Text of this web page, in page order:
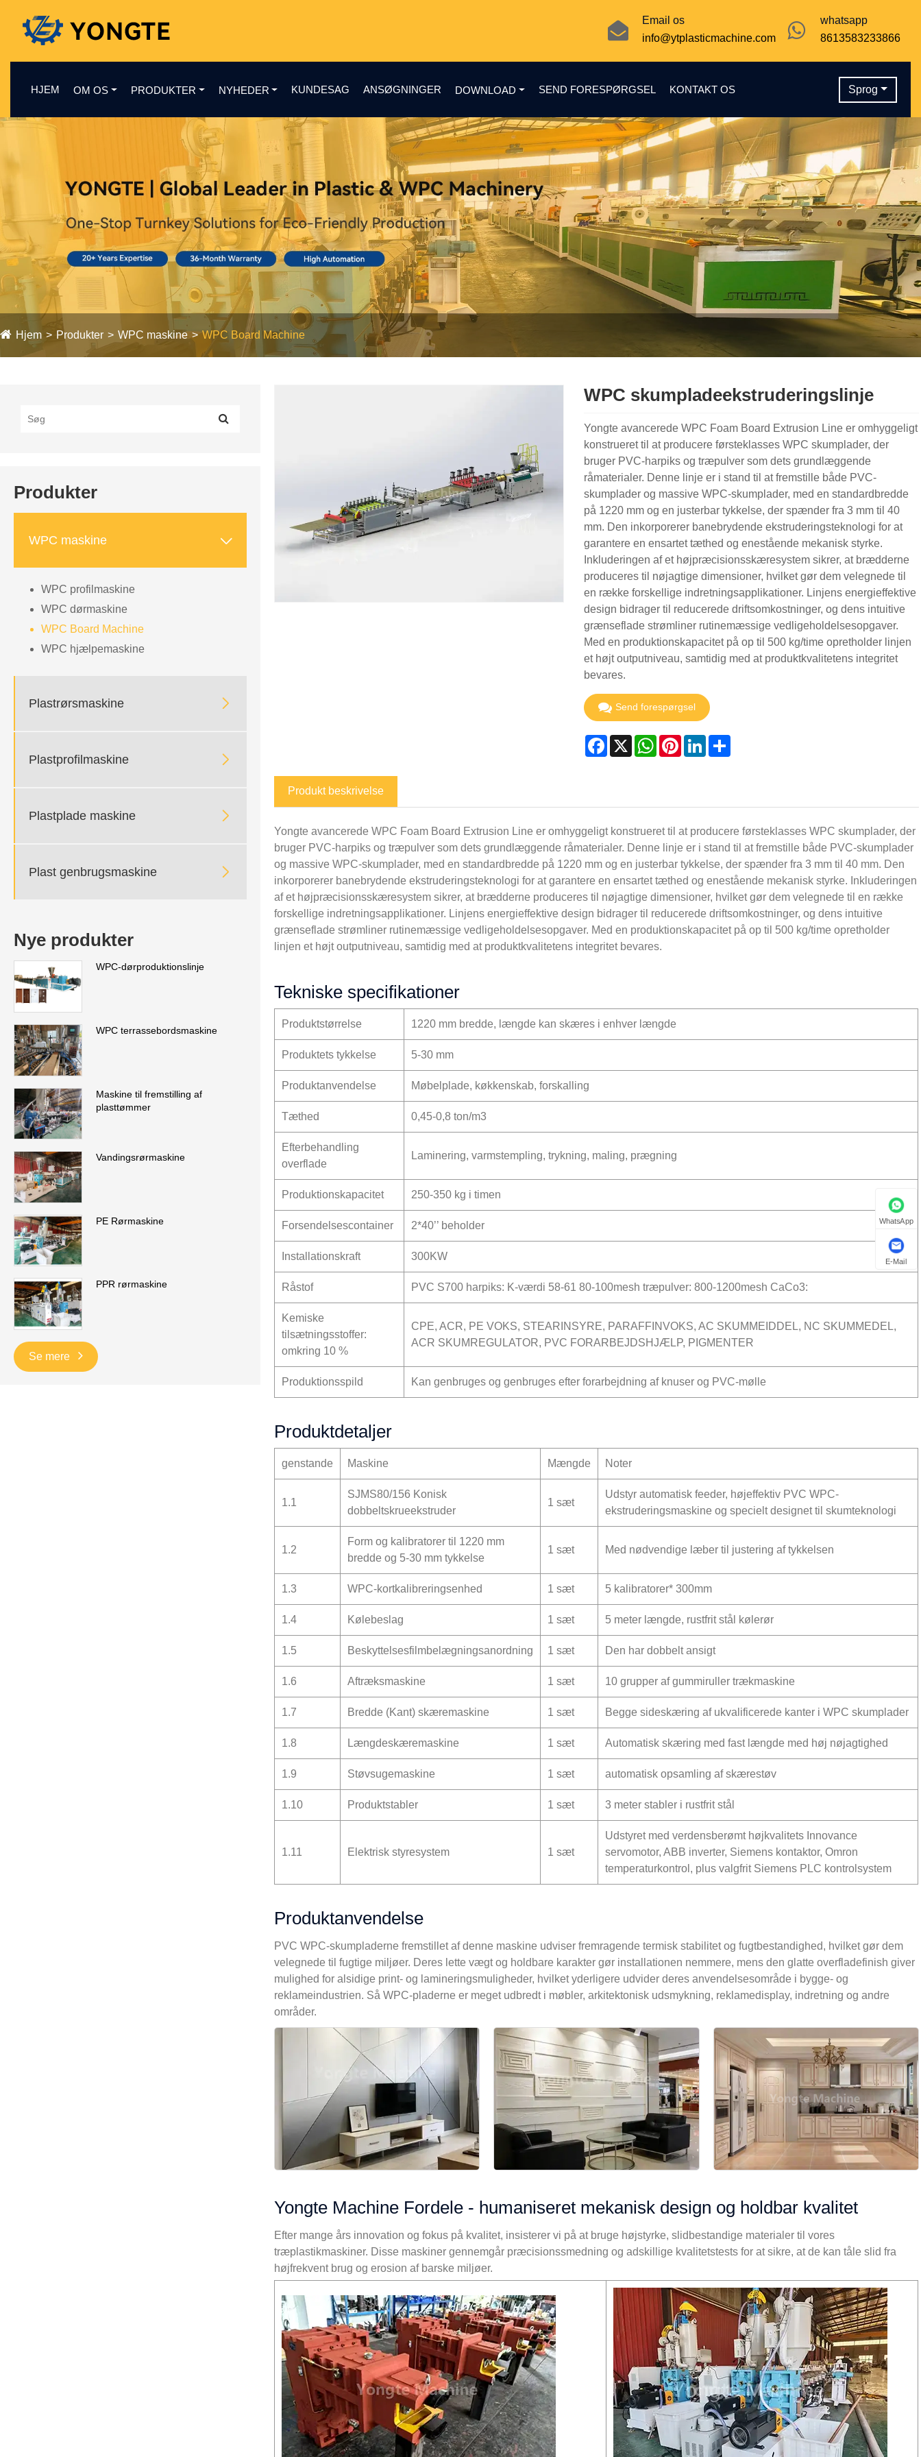
whatsapp
8613583233866
Email os
info@ytplasticmachine.com
HJEM OM OS PRODUKTER NYHEDER KUNDESAG ANSØGNINGER DOWNLOAD SEND FORESPØRGSEL KONTAKT OS Sprog
Hjem Produkter WPC maskine WPC Board Machine
Produkter
WPC maskine 
WPC profilmaskine
WPC dørmaskine
WPC Board Machine
WPC hjælpemaskine
Plastrørsmaskine 
Plastprofilmaskine 
Plastplade maskine 
Plast genbrugsmaskine 
Nye produkter
WPC-dørproduktionslinje
WPC terrassebordsmaskine
Maskine til fremstilling af
plasttømmer
Vandingsrørmaskine
PE Rørmaskine
PPR rørmaskine
Se mere
WPC skumpladeekstruderingslinje
Yongte avancerede WPC Foam Board Extrusion Line er omhyggeligt
konstrueret til at producere førsteklasses WPC skumplader, der
bruger PVC-harpiks og træpulver som dets grundlæggende
råmaterialer. Denne linje er i stand til at fremstille både PVC-
skumplader og massive WPC-skumplader, med en standardbredde
på 1220 mm og en justerbar tykkelse, der spænder fra 3 mm til 40
mm. Den inkorporerer banebrydende ekstruderingsteknologi for at
garantere en ensartet tæthed og enestående mekanisk styrke.
Inkluderingen af ​​et højpræcisionsskæresystem sikrer, at brædderne
produceres til nøjagtige dimensioner, hvilket gør dem velegnede til
en række forskellige indretningsapplikationer. Linjens energieffektive
design bidrager til reducerede driftsomkostninger, og dens intuitive
grænseflade strømliner rutinemæssige vedligeholdelsesopgaver.
Med en produktionskapacitet på op til 500 kg/time opretholder linjen
et højt outputniveau, samtidig med at produktkvalitetens integritet
bevares.
Send forespørgsel
Facebook
X WhatsApp
PinterestLinkedInShare
Produkt beskrivelse
Yongte avancerede WPC Foam Board Extrusion Line er omhyggeligt konstrueret til at producere førsteklasses WPC skumplader, der
bruger PVC-harpiks og træpulver som dets grundlæggende råmaterialer. Denne linje er i stand til at fremstille både PVC-skumplader
og massive WPC-skumplader, med en standardbredde på 1220 mm og en justerbar tykkelse, der spænder fra 3 mm til 40 mm. Den
inkorporerer banebrydende ekstruderingsteknologi for at garantere en ensartet tæthed og enestående mekanisk styrke. Inkluderingen
af ​​et højpræcisionsskæresystem sikrer, at brædderne produceres til nøjagtige dimensioner, hvilket gør dem velegnede til en række
forskellige indretningsapplikationer. Linjens energieffektive design bidrager til reducerede driftsomkostninger, og dens intuitive
grænseflade strømliner rutinemæssige vedligeholdelsesopgaver. Med en produktionskapacitet på op til 500 kg/time opretholder
linjen et højt outputniveau, samtidig med at produktkvalitetens integritet bevares.
Tekniske specifikationer
Produktstørrelse 1220 mm bredde, længde kan skæres i enhver længde
Produktets tykkelse 5-30 mm
Produktanvendelse Møbelplade, køkkenskab, forskalling
Tæthed 0,45-0,8 ton/m3
Efterbehandling
overflade
Laminering, varmstempling, trykning, maling, prægning
Produktionskapacitet 250-350 kg i timen
Forsendelsescontainer 2*40’’ beholder
Installationskraft 300KW
Råstof PVC S700 harpiks: K-værdi 58-61 80-100mesh træpulver: 800-1200mesh CaCo3:
Kemiske
tilsætningsstoffer:
omkring 10 %
CPE, ACR, PE VOKS, STEARINSYRE, PARAFFINVOKS, AC SKUMMEIDDEL, NC SKUMMEDEL,
ACR SKUMREGULATOR, PVC FORARBEJDSHJÆLP, PIGMENTER
Produktionsspild Kan genbruges og genbruges efter forarbejdning af knuser og PVC-mølle
Produktdetaljer
genstande Maskine Mængde Noter
1.1
SJMS80/156 Konisk
dobbeltskrueekstruder
1 sæt
Udstyr automatisk feeder, højeffektiv PVC WPC-
ekstruderingsmaskine og specielt designet til skumteknologi
1.2
Form og kalibratorer til 1220 mm
bredde og 5-30 mm tykkelse
1 sæt Med nødvendige læber til justering af tykkelsen
1.3 WPC-kortkalibreringsenhed 1 sæt 5 kalibratorer* 300mm
1.4 Kølebeslag 1 sæt 5 meter længde, rustfrit stål kølerør
1.5 Beskyttelsesfilmbelægningsanordning 1 sæt Den har dobbelt ansigt
1.6 Aftræksmaskine 1 sæt 10 grupper af gummiruller trækmaskine
1.7 Bredde (Kant) skæremaskine 1 sæt Begge sideskæring af ukvalificerede kanter i WPC skumplader
1.8 Længdeskæremaskine 1 sæt Automatisk skæring med fast længde med høj nøjagtighed
1.9 Støvsugemaskine 1 sæt automatisk opsamling af skærestøv
1.10 Produktstabler 1 sæt 3 meter stabler i rustfrit stål
1.11 Elektrisk styresystem 1 sæt
Udstyret med verdensberømt højkvalitets Innovance
servomotor, ABB inverter, Siemens kontaktor, Omron
temperaturkontrol, plus valgfrit Siemens PLC kontrolsystem
Produktanvendelse
PVC WPC-skumpladerne fremstillet af denne maskine udviser fremragende termisk stabilitet og fugtbestandighed, hvilket gør dem
velegnede til fugtige miljøer. Deres lette vægt og holdbare karakter gør installationen nemmere, mens den glatte overfladefinish giver
mulighed for alsidige print- og lamineringsmuligheder, hvilket yderligere udvider deres anvendelsesområde i bygge- og
reklameindustrien. Så WPC-pladerne er meget udbredt i møbler, arkitektonisk udsmykning, reklamedisplay, indretning og andre
områder.
Yongte Machine Fordele - humaniseret mekanisk design og holdbar kvalitet
Efter mange års innovation og fokus på kvalitet, insisterer vi på at bruge højstyrke, slidbestandige materialer til vores
træplastikmaskiner. Disse maskiner gennemgår præcisionssmedning og adskillige kvalitetstests for at sikre, at de kan tåle slid fra
højfrekvent brug og erosion af barske miljøer.
WhatsApp
E-Mail